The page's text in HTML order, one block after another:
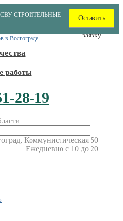
СТРОИТЕЛЬНЫЕ
Оставить
заявку
работы
28-19
Коммунистическая 50
Ежедневно с 10 до 20